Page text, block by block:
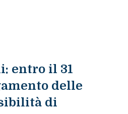
entro il 31
delle
di